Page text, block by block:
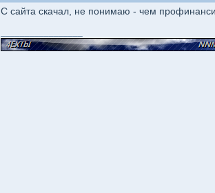
C сайта скачал, не понимаю - чем